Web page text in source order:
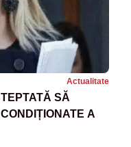
Actualitate
SĂ
A